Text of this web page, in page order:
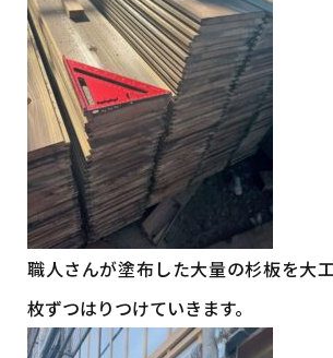
職人さんが塗布した大量の杉板を大
枚ずつはりつけていきます。